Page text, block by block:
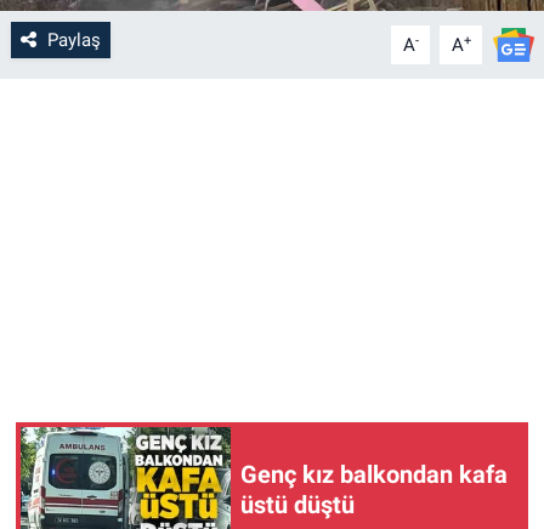
Paylaş A- A+
Genç kız balkondan kafa
üstü düştü